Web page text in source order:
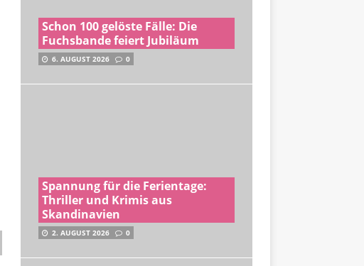
Schon 100 gelöste Fälle: Die
Fuchsbande feiert Jubiläum
6. AUGUST 2026 0
Spannung für die Ferientage:
Thriller und Krimis aus
Skandinavien
2. AUGUST 2026 0